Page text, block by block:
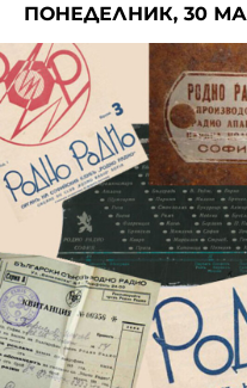
БНР
БНР Новини
Детското.БНР
ПОНЕДЕЛНИК, 30